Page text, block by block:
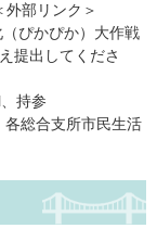
外部リンク＞
ぴか）大作戦
提出してくださ
持参
総合支所市民生活